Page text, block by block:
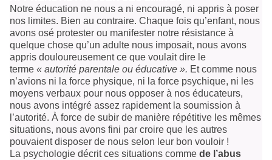
Notre éducation ne nous a ni encouragé, ni appris à poser
nos limites. Bien au contraire. Chaque fois qu’enfant, nous
avons osé protester ou manifester notre résistance à
quelque chose qu’un adulte nous imposait, nous avons
appris douloureusement ce que voulait dire le
terme « autorité parentale ou éducative ». Et comme nous
n’avions ni la force physique, ni la force psychique, ni les
moyens verbaux pour nous opposer à nos éducateurs,
nous avons intégré assez rapidement la soumission à
l’autorité. À force de subir de manière répétitive les mêmes
situations, nous avons fini par croire que les autres
pouvaient disposer de nous selon leur bon vouloir !
La psychologie décrit ces situations comme de l’abus